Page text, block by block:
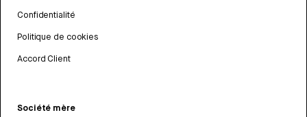
Confidentialité
Politique de cookies
Accord Client
Société mère